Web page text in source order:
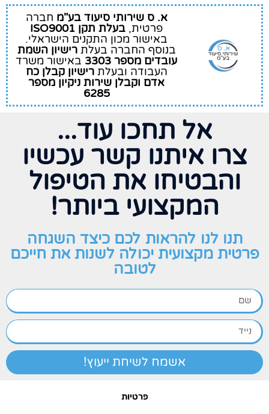
א. ס שירותי סיעוד בע"מ חברה
פרטית, בעלת תקן ISO9001
באישור מכון התקנים הישראלי.
בנוסף החברה בעלתרישיון השמת
עובדים מספר 3303
באישור משרד
העבודה ובעלתרישיון קבלן כח
אדם וקבלן שירות ניקיון מספר
6285
אל תחכו עוד...
צרו איתנו קשר עכשיו
והבטיחו את הטיפול
המקצועי ביותר!
תנו לנו להראות לכם כיצד השגחה
פרטית מקצועית יכולה לשנות את חייכם
לטובה
אשמח לשיחת ייעוץ!
פרטיות